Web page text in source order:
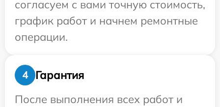
согласуем с вами точную стоимость,
график работ и начнем ремонтные
операции.
4
Гарантия
После выполнения всех работ и